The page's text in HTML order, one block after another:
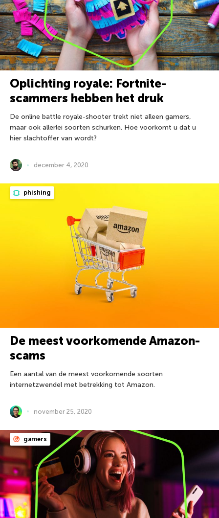
Oplichting royale: Fortnite-
scammers hebben het druk
De online battle royale-shooter trekt niet alleen gamers,
maar ook allerlei soorten schurken. Hoe voorkomt u dat u
hier slachtoffer van wordt?
december 4, 2020
phishing
De meest voorkomende Amazon-
scams
Een aantal van de meest voorkomende soorten
internetzwendel met betrekking tot Amazon.
november 25, 2020
gamers